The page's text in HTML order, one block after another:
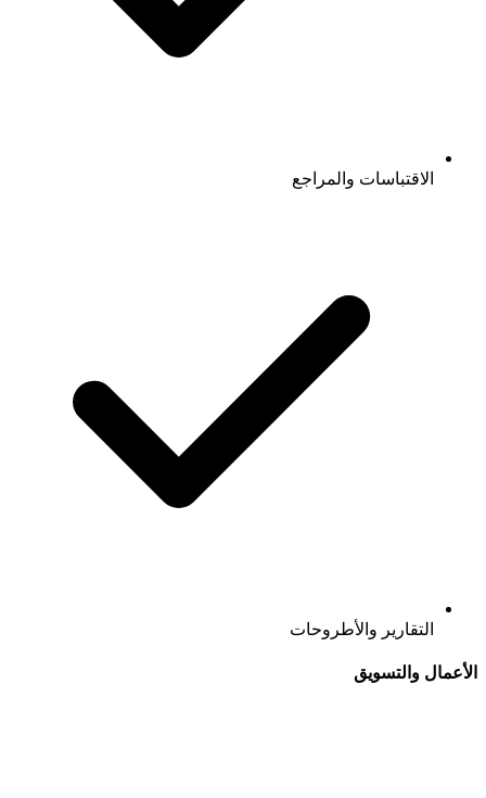
الاقتباسات والمراجع
التقارير والأطروحات
الأعمال والتسويق